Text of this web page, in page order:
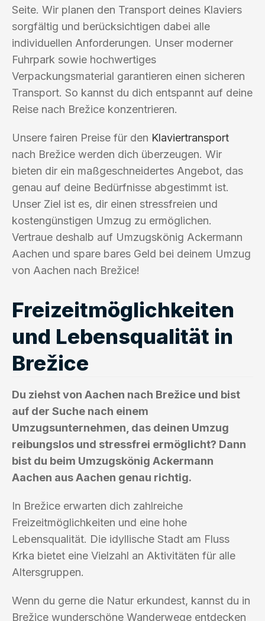
Seite. Wir planen den Transport deines Klaviers
sorgfältig und berücksichtigen dabei alle
individuellen Anforderungen. Unser moderner
Fuhrpark sowie hochwertiges
Verpackungsmaterial garantieren einen sicheren
Transport. So kannst du dich entspannt auf deine
Reise nach Brežice konzentrieren.
Unsere fairen Preise für den Klaviertransport
nach Brežice werden dich überzeugen. Wir
bieten dir ein maßgeschneidertes Angebot, das
genau auf deine Bedürfnisse abgestimmt ist.
Unser Ziel ist es, dir einen stressfreien und
kostengünstigen Umzug zu ermöglichen.
Vertraue deshalb auf Umzugskönig Ackermann
Aachen und spare bares Geld bei deinem Umzug
von Aachen nach Brežice!
Freizeitmöglichkeiten
und Lebensqualität in
Brežice
Du ziehst von Aachen nach Brežice und bist
auf der Suche nach einem
Umzugsunternehmen, das deinen Umzug
reibungslos und stressfrei ermöglicht? Dann
bist du beim Umzugskönig Ackermann
Aachen aus Aachen genau richtig.
In Brežice erwarten dich zahlreiche
Freizeitmöglichkeiten und eine hohe
Lebensqualität. Die idyllische Stadt am Fluss
Krka bietet eine Vielzahl an Aktivitäten für alle
Altersgruppen.
Wenn du gerne die Natur erkundest, kannst du in
Brežice wunderschöne Wanderwege entdecken